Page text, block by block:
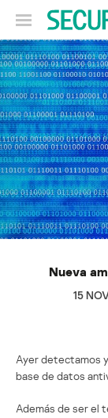
Nueva
15
Ayer detectamos
base de datos
Además de ser el